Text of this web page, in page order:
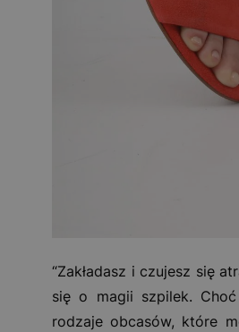
“Zakładasz i czujesz się
się o magii szpilek.
rodzaje obcasów, które